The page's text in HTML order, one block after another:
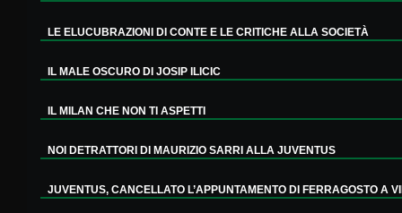
LE ELUCUBRAZIONI DI CONTE E LE CRITICHE ALLA SOCIETÀ
IL MALE OSCURO DI JOSIP ILICIC
IL MILAN CHE NON TI ASPETTI
NOI DETRATTORI DI MAURIZIO SARRI ALLA JUVENTUS
JUVENTUS, CANCELLATO L’APPUNTAMENTO DI FERRAGOSTO A